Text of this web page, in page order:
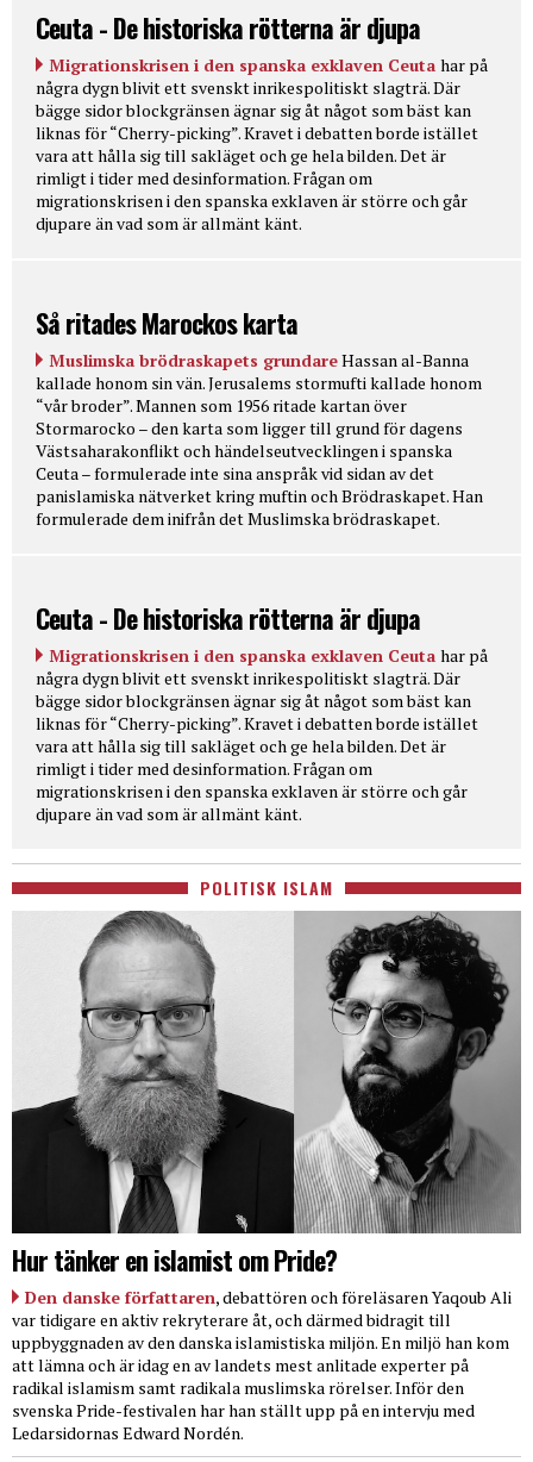
Ceuta - De historiska rötterna är djupa
Migrationskrisen i den spanska exklaven Ceuta har på
några dygn blivit ett svenskt inrikespolitiskt slagträ. Där
bägge sidor blockgränsen ägnar sig åt något som bäst kan
liknas för “Cherry-picking”. Kravet i debatten borde istället
vara att hålla sig till sakläget och ge hela bilden. Det är
rimligt i tider med desinformation. Frågan om
migrationskrisen i den spanska exklaven är större och går
djupare än vad som är allmänt känt.
Så ritades Marockos karta
Muslimska brödraskapets grundareHassan al-Banna
kallade honom sin vän. Jerusalems stormufti kallade honom
“vår broder”. Mannen som 1956 ritade kartan över
Stormarocko – den karta som ligger till grund för dagens
Västsaharakonflikt och händelseutvecklingen i spanska
Ceuta – formulerade inte sina anspråk vid sidan av det
panislamiska nätverket kring muftin och Brödraskapet. Han
formulerade dem inifrån det Muslimska brödraskapet.
Ceuta - De historiska rötterna är djupa
Migrationskrisen i den spanska exklaven Ceuta har på
några dygn blivit ett svenskt inrikespolitiskt slagträ. Där
bägge sidor blockgränsen ägnar sig åt något som bäst kan
liknas för “Cherry-picking”. Kravet i debatten borde istället
vara att hålla sig till sakläget och ge hela bilden. Det är
rimligt i tider med desinformation. Frågan om
migrationskrisen i den spanska exklaven är större och går
djupare än vad som är allmänt känt.
POLITISK ISLAM
Hur tänker en islamist om Pride?
Den danske författaren, debattören och föreläsaren Yaqoub Ali
var tidigare en aktiv rekryterare åt, och därmed bidragit till
uppbyggnaden av den danska islamistiska miljön. En miljö han kom
att lämna och är idag en av landets mest anlitade experter på
radikal islamism samt radikala muslimska rörelser. Inför den
svenska Pride-festivalen har han ställt upp på en intervju med
Ledarsidornas Edward Nordén.